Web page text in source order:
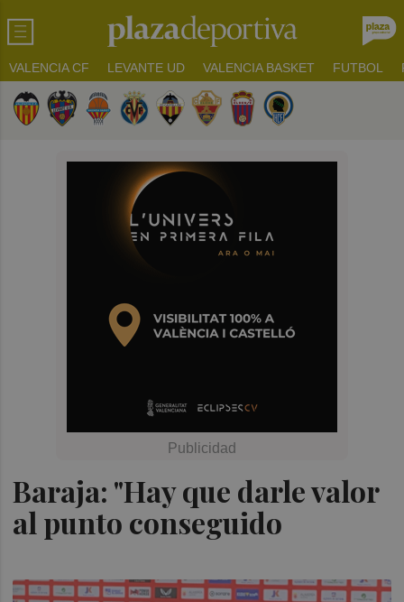
VALENCIA CF LEVANTE UD VALENCIA BASKET FUTBOL
Baraja: "Hay que darle valor
al punto conseguido